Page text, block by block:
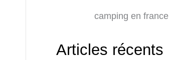
camping en france
Articles récents